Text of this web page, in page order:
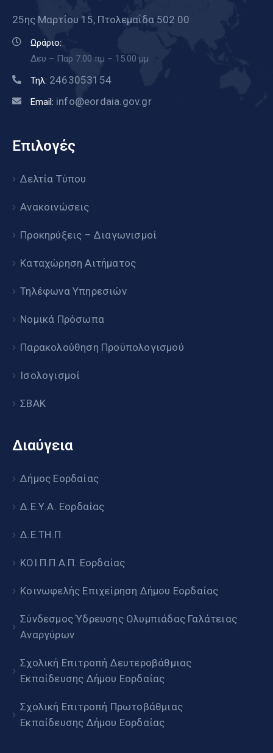
25ης Μαρτίου 15, Πτολεμαΐδα 502 00
Ωράριο:
Δευ – Παρ 7.00 πμ – 15.00 μμ
Τηλ: 2463053154
Email: info@eordaia.gov.gr
Επιλογές
Δελτία Τύπου
Ανακοινώσεις
Προκηρύξεις – Διαγωνισμοί
Καταχώρηση Αιτήματος
Τηλέφωνα Υπηρεσιών
Νομικά Πρόσωπα
Παρακολούθηση Προϋπολογισμού
Ισολογισμοί
ΣΒΑΚ
Διαύγεια
Δήμος Εορδαίας
Δ.Ε.Υ.Α. Εορδαίας
Δ.Ε.ΤΗ.Π.
ΚΟΙ.Π.Π.Α.Π. Εορδαίας
Κοινωφελής Επιχείρηση Δήμου Εορδαίας
Σύνδεσμος Ύδρευσης Ολυμπιάδας Γαλάτειας
Αναργύρων
Σχολική Επιτροπή Δευτεροβάθμιας
Εκπαίδευσης Δήμου Εορδαίας
Σχολική Επιτροπή Πρωτοβάθμιας
Εκπαίδευσης Δήμου Εορδαίας